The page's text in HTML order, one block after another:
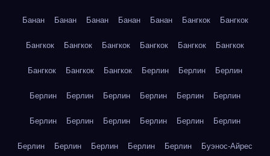
Банан Банан Банан Банан Банан Бангкок Бангкок
Бангкок Бангкок Бангкок Бангкок Бангкок Бангкок
Бангкок Бангкок Бангкок Берлин Берлин Берлин
Берлин Берлин Берлин Берлин Берлин Берлин
Берлин Берлин Берлин Берлин Берлин Берлин
Берлин Берлин Берлин Берлин Берлин Буэнос-Айрес